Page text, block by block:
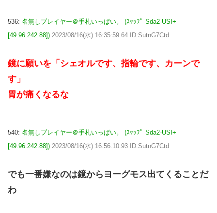
536: 名無しプレイヤー＠手札いっぱい。 (ｽｯｯﾌﾟ Sda2-USI+
[49.96.242.88]) 2023/08/16(水) 16:35:59.64 ID:SutnG7Ctd
鏡に願いを「シェオルです、指輪です、カーンで
す」
胃が痛くなるな
540: 名無しプレイヤー＠手札いっぱい。 (ｽｯｯﾌﾟ Sda2-USI+
[49.96.242.88]) 2023/08/16(水) 16:56:10.93 ID:SutnG7Ctd
でも一番嫌なのは鏡からヨーグモス出てくることだ
わ